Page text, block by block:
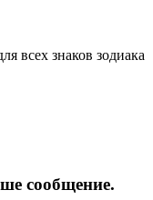
всех знаков зодиака
сообщение.